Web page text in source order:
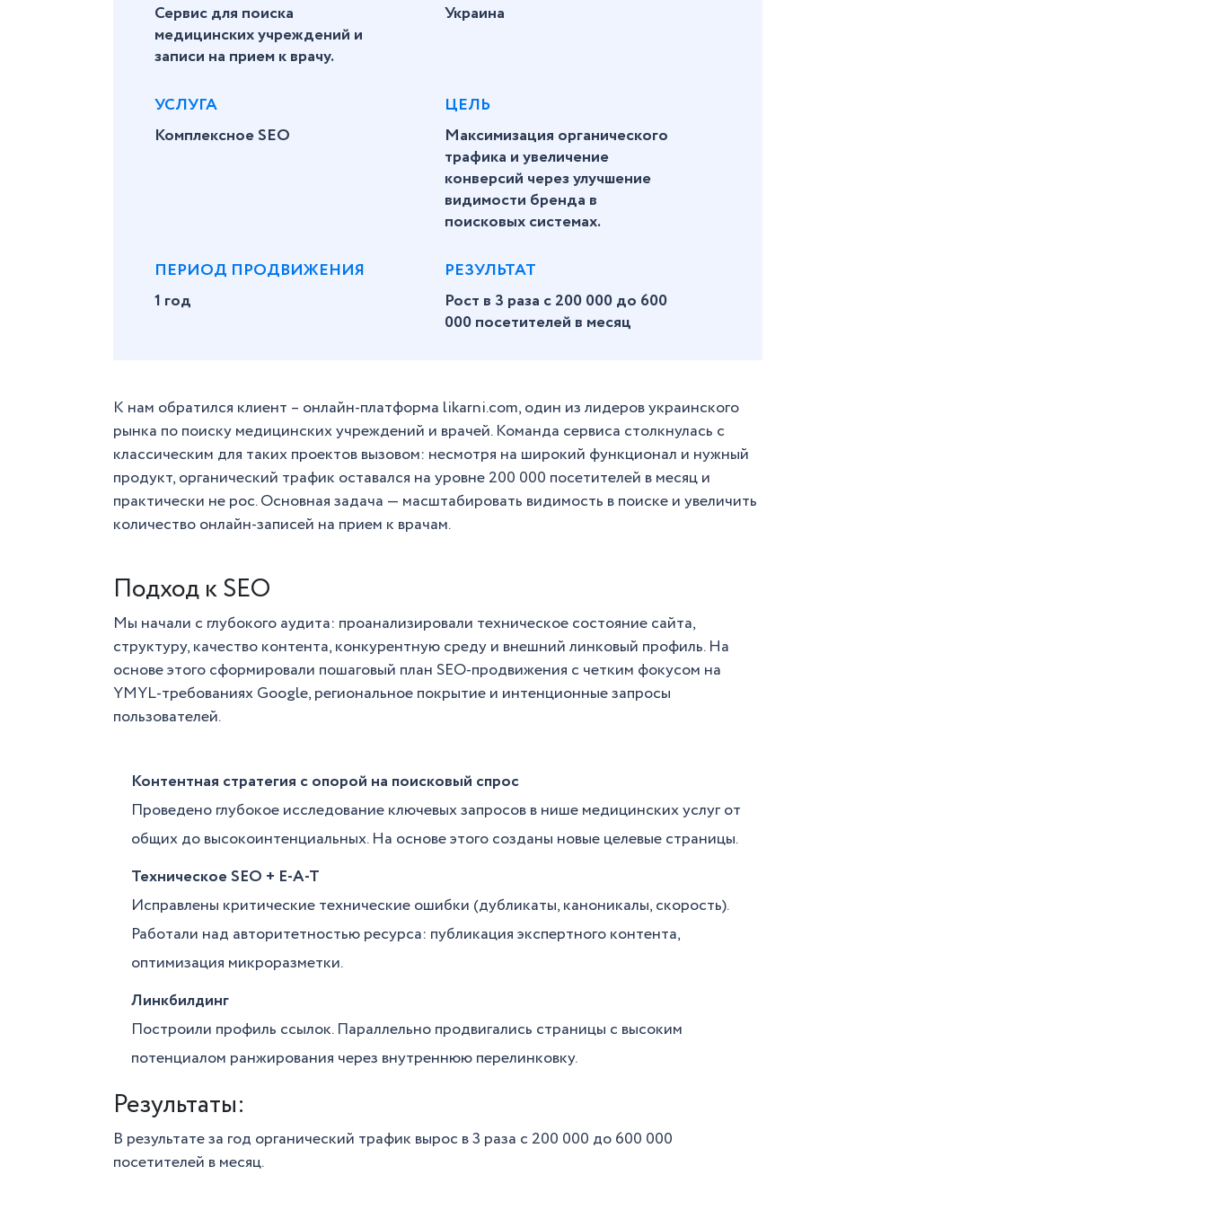
Сервис для поиска
медицинских учреждений и
записи на прием к врачу.
Украина
УСЛУГА
Комплексное SEO
ЦЕЛЬ
Максимизация органического
трафика и увеличение
конверсий через улучшение
видимости бренда в
поисковых системах.
ПЕРИОД ПРОДВИЖЕНИЯ
1 год
РЕЗУЛЬТАТ
Рост в 3 раза с 200 000 до 600
000 посетителей в месяц
К нам обратился клиент – онлайн-платформа likarni.com, один из лидеров украинского
рынка по поиску медицинских учреждений и врачей. Команда сервиса столкнулась с
классическим для таких проектов вызовом: несмотря на широкий функционал и нужный
продукт, органический трафик оставался на уровне 200 000 посетителей в месяц и
практически не рос. Основная задача — масштабировать видимость в поиске и увеличить
количество онлайн-записей на прием к врачам.
Подход к SEO
Мы начали с глубокого аудита: проанализировали техническое состояние сайта,
структуру, качество контента, конкурентную среду и внешний линковый профиль. На
основе этого сформировали пошаговый план SEO-продвижения с четким фокусом на
YMYL-требованиях Google, региональное покрытие и интенционные запросы
пользователей.
Контентная стратегия с опорой на поисковый спрос
Проведено глубокое исследование ключевых запросов в нише медицинских услуг от
общих до высокоинтенциальных. На основе этого созданы новые целевые страницы.
Техническое SEO + E-A-T
Исправлены критические технические ошибки (дубликаты, каноникалы, скорость).
Работали над авторитетностью ресурса: публикация экспертного контента,
оптимизация микроразметки.
Линкбилдинг
Построили профиль ссылок. Параллельно продвигались страницы с высоким
потенциалом ранжирования через внутреннюю перелинковку.
Результаты:
В результате за год органический трафик вырос в 3 раза с 200 000 до 600 000
посетителей в месяц.